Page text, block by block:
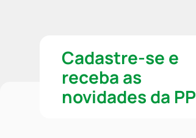
Cadastre-se e
receba as
novidades da PP